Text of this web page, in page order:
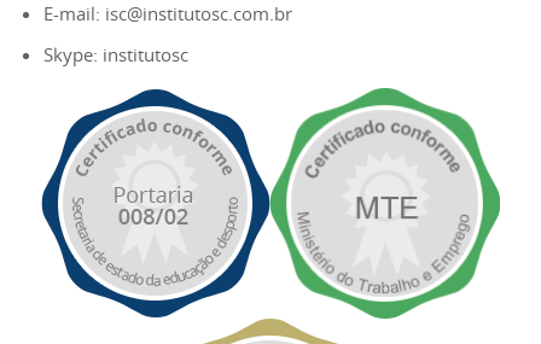
E-mail: isc@institutosc.com.br
Skype: institutosc